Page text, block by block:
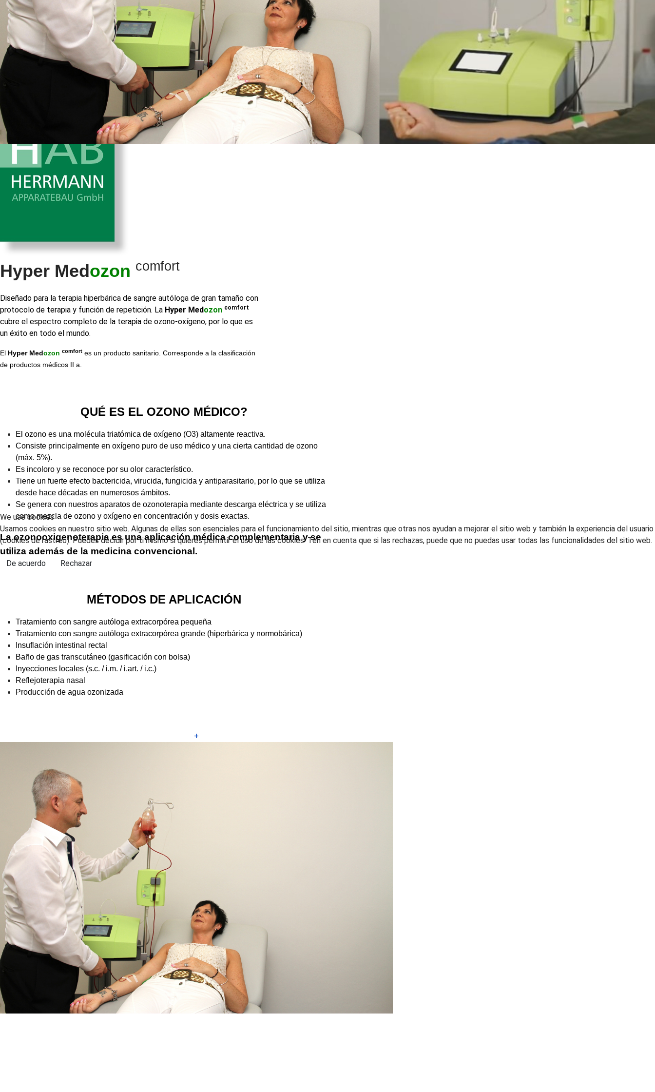
Hyper Medozon comfort
Diseñado para la terapia hiperbárica de sangre autóloga de gran tamaño con
protocolo de terapia y función de repetición. La Hyper Medozon comfort
cubre el espectro completo de la terapia de ozono-oxígeno, por lo que es
un éxito en todo el mundo.
El Hyper Medozon comfort es un producto sanitario. Corresponde a la clasificación
de productos médicos II a.
QUÉ ES EL OZONO MÉDICO?
El ozono es una molécula triatómica de oxígeno (O3) altamente reactiva.
Consiste principalmente en oxígeno puro de uso médico y una cierta cantidad de ozono
(máx. 5%).
Es incoloro y se reconoce por su olor característico.
Tiene un fuerte efecto bactericida, virucida, fungicida y antiparasitario, por lo que se utiliza
desde hace décadas en numerosos ámbitos.
Se genera con nuestros aparatos de ozonoterapia mediante descarga eléctrica y se utiliza
como mezcla de ozono y oxígeno en concentración y dosis exactas.
La ozonooxigenoterapia es una aplicación médica complementaria y se
utiliza además de la medicina convencional.
MÉTODOS DE APLICACIÓN
Tratamiento con sangre autóloga extracorpórea pequeña
Tratamiento con sangre autóloga extracorpórea grande (hiperbárica y normobárica)
Insuflación intestinal rectal
Baño de gas transcutáneo (gasificación con bolsa)
Inyecciones locales (s.c. / i.m. / i.art. / i.c.)
Reflejoterapia nasal
Producción de agua ozonizada
+
We use cookies
Usamos cookies en nuestro sitio web. Algunas de ellas son esenciales para el funcionamiento del sitio, mientras que otras nos ayudan a mejorar el sitio web y también la experiencia del usuario
(cookies de rastreo). Puedes decidir por ti mismo si quieres permitir el uso de las cookies. Ten en cuenta que si las rechazas, puede que no puedas usar todas las funcionalidades del sitio web.
De acuerdo Rechazar